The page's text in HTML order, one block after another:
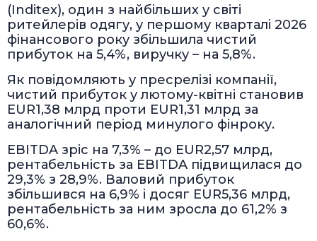
(Inditex), один з найбільших у світі
ритейлерів одягу, у першому кварталі 2026
фінансового року збільшила чистий
прибуток на 5,4%, виручку – на 5,8%.
Як повідомляють у пресрелізі компанії,
чистий прибуток у лютому-квітні становив
EUR1,38 млрд проти EUR1,31 млрд за
аналогічний період минулого фінроку.
EBITDA зріс на 7,3% – до EUR2,57 млрд,
рентабельність за EBITDA підвищилася до
29,3% з 28,9%. Валовий прибуток
збільшився на 6,9% і досяг EUR5,36 млрд,
рентабельність за ним зросла до 61,2% з
60,6%.